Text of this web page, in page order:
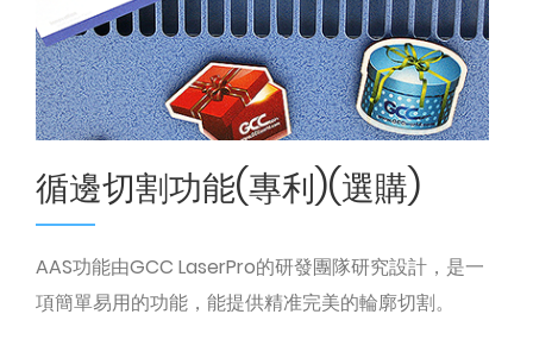
循邊切割功能(專利)(選購)
AAS功能由GCC LaserPro的研發團隊研究設計，是一
項簡單易用的功能，能提供精准完美的輪廓切割。